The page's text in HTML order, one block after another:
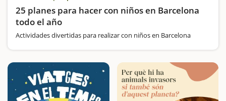
25 planes para hacer con niños en Barcelona
todo el año
Actividades divertidas para realizar con niños en Barcelona